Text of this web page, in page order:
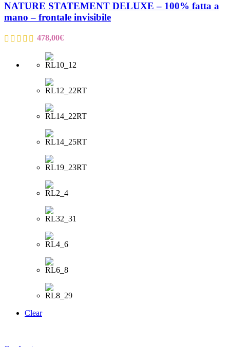
NATURE STATEMENT DELUXE – 100% fatta a
mano – frontale invisibile
478,00€
Clear